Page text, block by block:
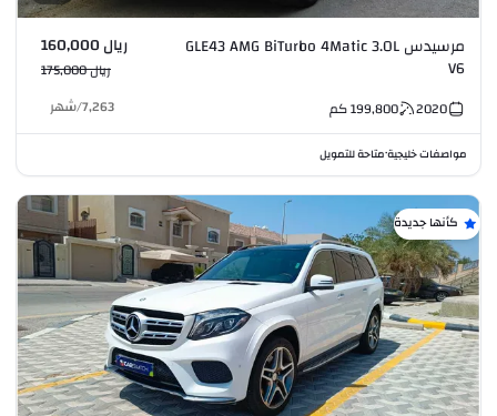
مرسيدس GLE43 AMG BiTurbo 4Matic 3.0L
V6
ريال 160,000
ريال 175,000
2020
199,800كم 7,263
/شهر
مواصفات خليجية•متاحة للتمويل
كأنها جديدة